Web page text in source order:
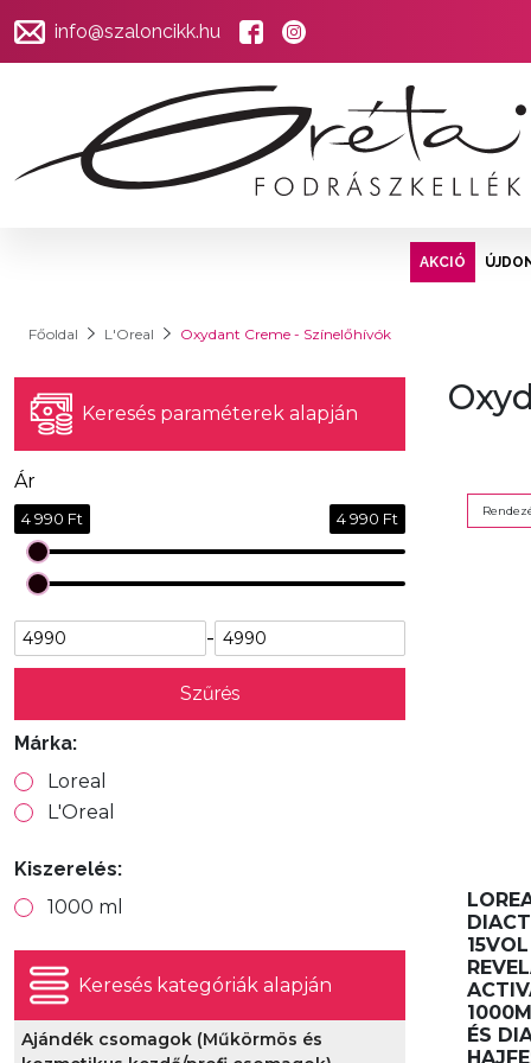
info@szaloncikk.hu
AKCIÓ
Főoldal L'Oreal Oxydant Creme - Színelőhívók
Keresés paraméterek alapján
Ár
4 990 Ft 4 990 Ft
-
Szűrés
Márka:
Loreal
L'Oreal
Kiszerelés:
1000 ml
Keresés kategóriák alapján
Ajándék csomagok (Műkörmös és
ÉS